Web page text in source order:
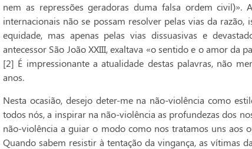
nem as repressões geradoras duma falsa ordem
internacionais não se possam resolver pelas vias da razão,
equidade, mas apenas pelas vias dissuasivas e
antecessor São João XXIII, exaltava «o sentido e o amor da
[2] É impressionante a atualidade destas palavras, não
anos.
Nesta ocasião, desejo deter-me na não-violência como
todos nós, a inspirar na não-violência as profundezas dos
não-violência a guiar o modo como nos tratamos uns aos
Quando sabem resistir à tentação da vingança, as vítimas